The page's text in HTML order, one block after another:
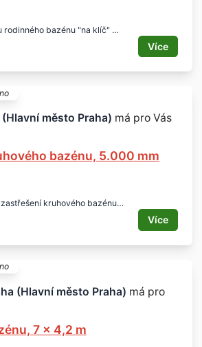
rodinného bazénu "na klíč"
bazén, protiproud, slaná voda, včetněVíce
město Praha) má pro Vás
bazénu, 5.000 mm
kruhového bazénu
mm, podchozí
poptávajícímu:
pouze místní kraj/město
Více
(Hlavní město Praha) má pro
7 x 4,2 m